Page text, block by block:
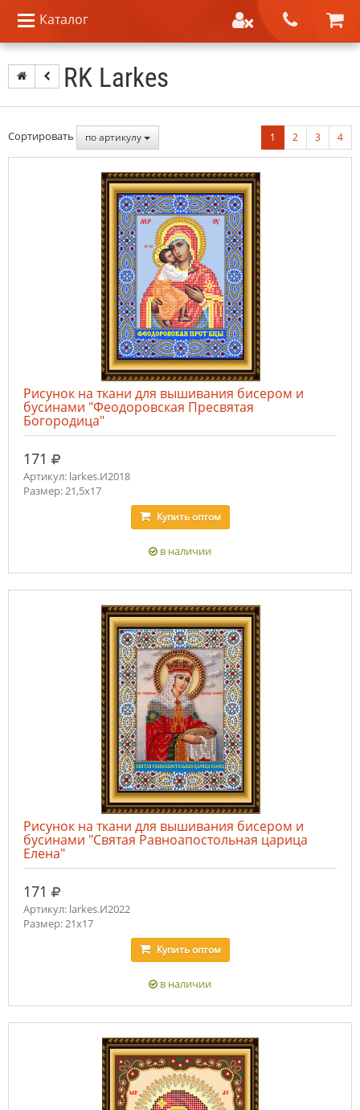
Каталог
RK Larkes
Сортировать по артикулу 1 2 3 4
Рисунок на ткани для вышивания бисером и
бусинами "Феодоровская Пресвятая
Богородица"
171 руб.
Артикул: larkes.И2018
Размер: 21,5х17
Купитьоптом
в наличии
Рисунок на ткани для вышивания бисером и
бусинами "Святая Равноапостольная царица
Елена"
171 руб.
Артикул: larkes.И2022
Размер: 21х17
Купитьоптом
в наличии